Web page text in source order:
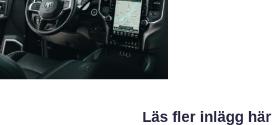
Läs fler inlägg här